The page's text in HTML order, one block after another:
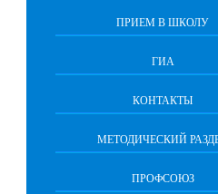
ПРИЕМ В ШКОЛУ
ГИА
КОНТАКТЫ
МЕТОДИЧЕСКИЙ
ПРОФСОЮЗ